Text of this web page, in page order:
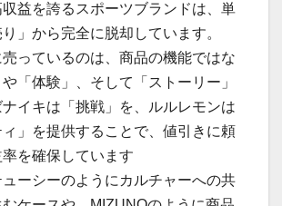
益を誇るスポーツブランドは、単
」から完全に脱却しています。
っているのは、商品の機能ではな
「体験」、そして「ストーリー」
イキは「挑戦」を、ルルレモンは
ィ」を提供することで、値引きに頼
を確保しています
ーシーのようにカルチャーへの共